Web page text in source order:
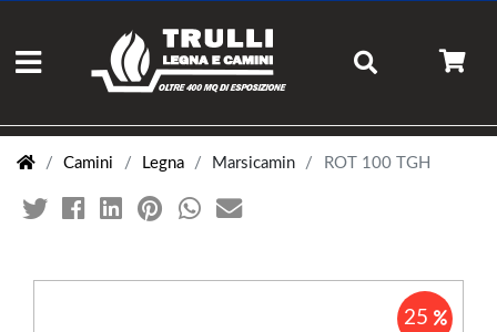
Camini Legna Marsicamin ROT 100 TGH
25